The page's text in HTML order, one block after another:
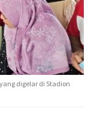
digelar di Stadion